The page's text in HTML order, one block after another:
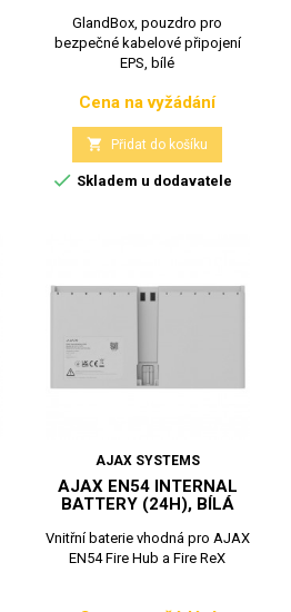
GlandBox, pouzdro pro
bezpečné kabelové připojení
EPS, bílé
Cena
Cena na vyžádání
 Přidat do košíku
 Skladem u dodavatele
AJAX SYSTEMS
AJAX EN54 INTERNAL
BATTERY (24H), BÍLÁ
Vnitřní baterie vhodná pro AJAX
EN54 Fire Hub a Fire ReX